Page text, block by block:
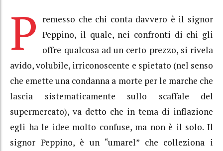
P
remesso che chi conta davvero è il signor
Peppino, il quale, nei confronti di chi gli
offre qualcosa ad un certo prezzo, si rivela
avido, volubile, irriconoscente e spietato (nel senso
che emette una condanna a morte per le marche che
lascia sistematicamente sullo scaffale del
supermercato), va detto che in tema di inflazione
egli ha le idee molto confuse, ma non è il solo. Il
signor Peppino, è un “umarel” che colleziona i